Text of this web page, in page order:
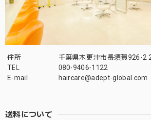
住所
千葉県木更津市長須賀926-2
TEL
080-9406-1122
E-mail
haircare@adept-global.com
送料について